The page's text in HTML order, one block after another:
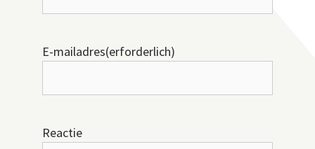
E-mailadres(erforderlich)
Reactie